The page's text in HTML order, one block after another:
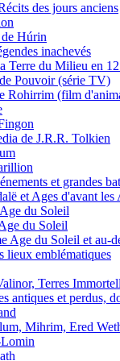
des jours anciens
Húrin
inachevés
Terre du Milieu en
Pouvoir (série TV)
Rohirrim (film
de J.R.R. Tolkien
et grandes
et Ages d'avant les
du Soleil
du Soleil
Age du Soleil et au-
lieux emblématiques
Terres
antiques et perdus,
Mihrim, Ered